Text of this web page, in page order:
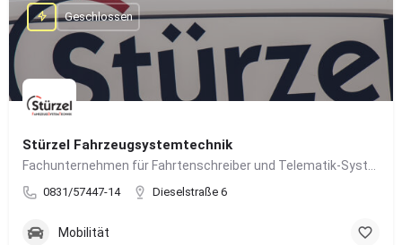
Stürzel Fahrzeugsystemtechnik
0831/57447-14 Dieselstraße 6
Geschlossen
Mobilität